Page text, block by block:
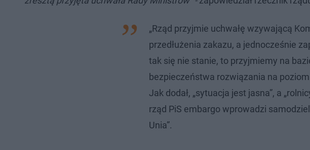
„Rząd przyjmie uchwałę wzywającą
przedłużenia zakazu, a jednocześnie
tak się nie stanie, to przyjmiemy na
bezpieczeństwa rozwiązania na
Jak dodał, „sytuacja jest jasna”, a
rząd PiS embargo wprowadzi
Unia”.